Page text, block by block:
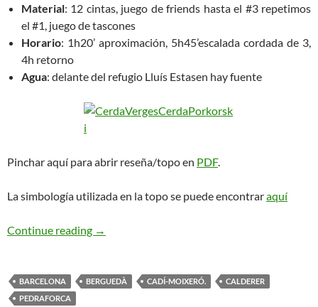
Material: 12 cintas, juego de friends hasta el #3 repetimos
el #1, juego de tascones
Horario: 1h20’ aproximación, 5h45’escalada cordada de 3,
4h retorno
Agua: delante del refugio Lluís Estasen hay fuente
Pinchar aquí para abrir reseña/topo en PDF.
La simbología utilizada en la topo se puede encontraraquí
Continue reading Cerdà-Vergés + Cerdà-Pokorski. Pedraforca
→
BARCELONA BERGUEDÀ CADÍ-MOIXERÓ.
CALDERER
PEDRAFORCA